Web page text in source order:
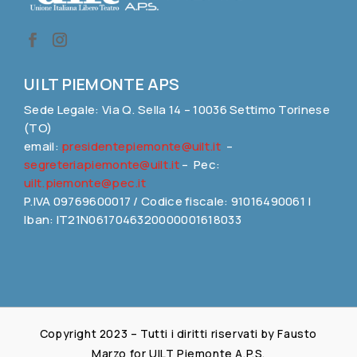
UILT PIEMONTE APS
Sede Legale: Via Q. Sella 14 – 10036 Settimo Torinese
(TO)
email: presidentepiemonte@uilt.it–
segreteriapiemonte@uilt.it– Pec:
uilt.piemonte@pec.it
P.IVA 09769600017 / Codice fiscale: 91016490061 |
Iban: IT21N0617046320000001618033
Copyright 2023 – Tutti i diritti riservati by Fausto
Marzo for UILT Piemonte A.P.S.